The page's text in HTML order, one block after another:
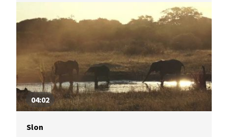
kteří se do hledání ohrožených koalů zapojují.
04:02
Slon